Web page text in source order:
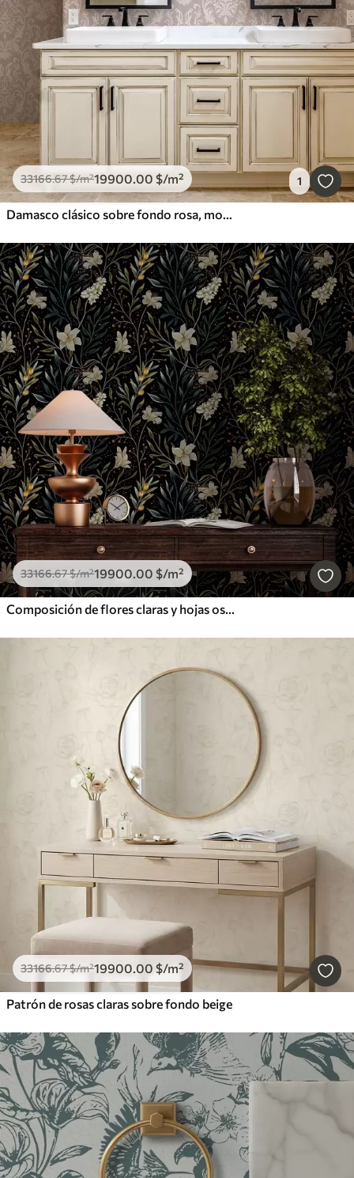
33166.67$/m²19900.00 $/m² 1
Damasco clásico sobre fondo rosa, motivo barroco
33166.67$/m²19900.00 $/m²
Composición de flores claras y hojas oscuras sobre fondo oscuro
33166.67$/m²19900.00 $/m²
Patrón de rosas claras sobre fondo beige